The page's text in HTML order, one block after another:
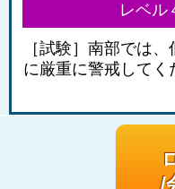
レベル
［試験］南部では
に厳重に警戒して
/